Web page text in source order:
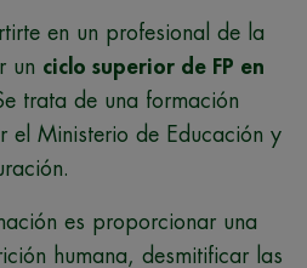
en un profesional de la
un ciclo superior de FP en
trata de una formación
el Ministerio de Educación y
es proporcionar una
humana, desmitificar las